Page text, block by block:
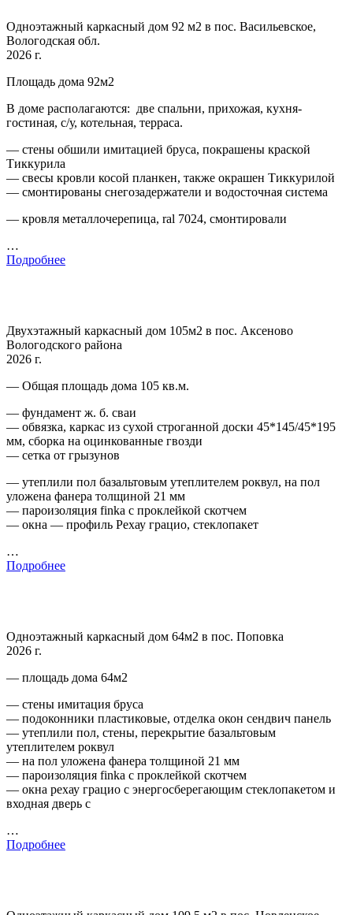
Одноэтажный каркасный дом 92 м2 в пос. Васильевское,
Вологодская обл.
2026 г.
Площадь дома 92м2
В доме располагаются: две спальни, прихожая, кухня-
гостиная, с/у, котельная, терраса.
— стены обшили имитацией бруса, покрашены краской
Тиккурила
— свесы кровли косой планкен, также окрашен Тиккурилой
— смонтированы снегозадержатели и водосточная система
— кровля металлочерепица, ral 7024, смонтировали
…
Подробнее
Двухэтажный каркасный дом 105м2 в пос. Аксеново
Вологодского района
2026 г.
— Общая площадь дома 105 кв.м.
— фундамент ж. б. сваи
— обвязка, каркас из сухой строганной доски 45*145/45*195
мм, сборка на оцинкованные гвозди
— сетка от грызунов
— утеплили пол базальтовым утеплителем роквул, на пол
уложена фанера толщиной 21 мм
— пароизоляция finka с проклейкой скотчем
— окна — профиль Рехау грацио, стеклопакет
…
Подробнее
Одноэтажный каркасный дом 64м2 в пос. Поповка
2026 г.
— площадь дома 64м2
— стены имитация бруса
— подоконники пластиковые, отделка окон сендвич панель
— утеплили пол, стены, перекрытие базальтовым
утеплителем роквул
— на пол уложена фанера толщиной 21 мм
— пароизоляция finka с проклейкой скотчем
— окна рехау грацио с энергосберегающим стеклопакетом и
входная дверь с
…
Подробнее